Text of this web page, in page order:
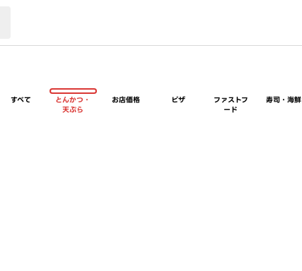
すべて
とんかつ・
天ぷら
お店価格 ピザ
ファストフ
ード
寿司・海鮮